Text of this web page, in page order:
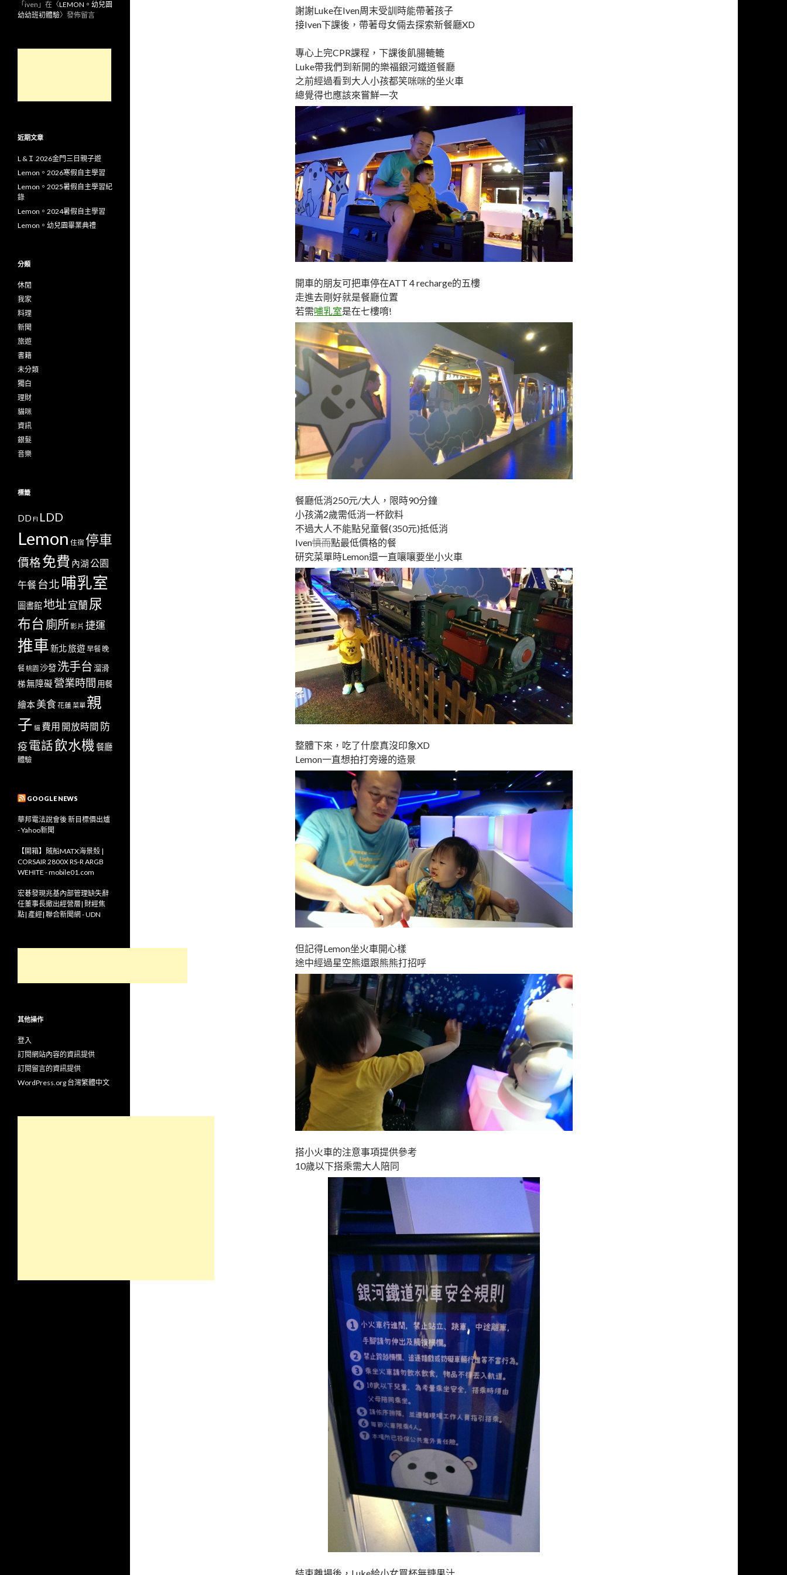
謝謝Luke在Iven周末受訓時能帶著孩子
接Iven下課後，帶著母女倆去探索新餐廳XD
專心上完CPR課程，下課後飢腸轆轆
Luke帶我們到新開的樂福銀河鐵道餐廳
之前經過看到大人小孩都笑咪咪的坐火車
總覺得也應該來嘗鮮一次
開車的朋友可把車停在ATT 4 recharge的五樓
走進去剛好就是餐廳位置
若需哺乳室是在七樓唷!
餐廳低消250元/大人，限時90分鐘
小孩滿2歲需低消一杯飲料
不過大人不能點兒童餐(350元)抵低消
Iven憤而點最低價格的餐
研究菜單時Lemon還一直嚷嚷要坐小火車
整體下來，吃了什麼真沒印象XD
Lemon一直想拍打旁邊的造景
但記得Lemon坐火車開心樣
途中經過星空熊還跟熊熊打招呼
搭小火車的注意事項提供參考
10歲以下搭乘需大人陪同
「 iven 」在〈LEMON。幼兒園
幼幼班初體驗〉發佈留言
近期文章
L &Ｉ 2026金門三日親子遊
Lemon。2026寒假自主學習
Lemon。2025暑假自主學習紀
錄
Lemon。2024暑假自主學習
Lemon。幼兒園畢業典禮
分類
休閒
我家
料理
新聞
旅遊
書籍
未分類
獨白
理財
貓咪
資訊
銀髮
音樂
標籤
DD FI LDD
Lemon 住宿 停車
價格免費 內湖 公園
午餐 台北 哺乳室
圖書館地址宜蘭尿
布台 廁所影片 捷運
推車新北旅遊 早餐 晚
餐桃園 沙發洗手台溜滑
梯無障礙 營業時間 用餐
繪本美食花蓮 菜單 親
子 貓 費用 開放時間 防
疫電話飲水機餐廳
體驗
GOOGLE NEWS
華邦電法說會後 新目標價出爐
- Yahoo新聞
【開箱】賊船MATX海景殼 |
CORSAIR 2800X RS-R ARGB
WEHITE - mobile01.com
宏碁發現兆基內部管理缺失辭
任董事長撤出經營層| 財經焦
點| 產經| 聯合新聞網 - UDN
其他操作
登入
訂閱網站內容的資訊提供
訂閱留言的資訊提供
WordPress.org 台灣繁體中文